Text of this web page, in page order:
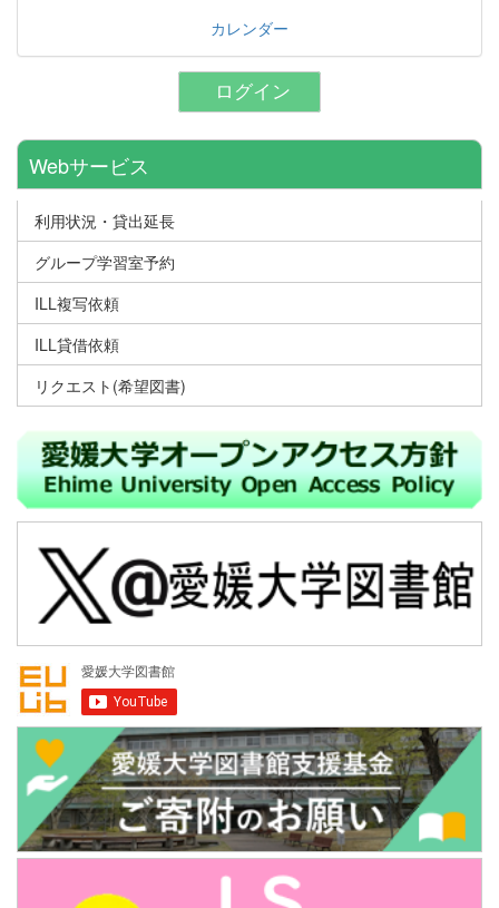
カレンダー
ログイン
Webサービス
利用状況・貸出延長
グループ学習室予約
ILL複写依頼
ILL貸借依頼
リクエスト(希望図書)